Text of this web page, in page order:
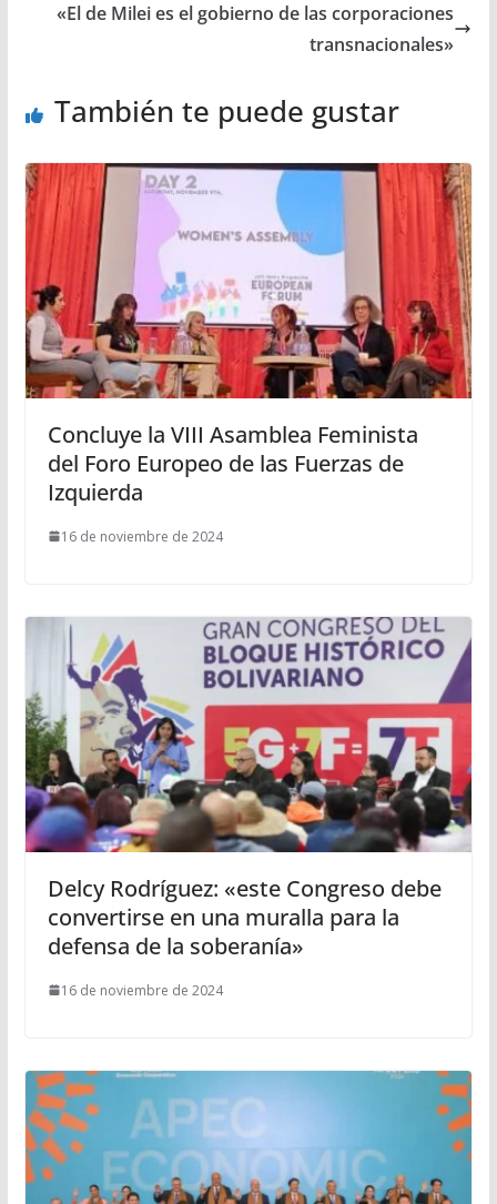
«El de Milei es el gobierno de las corporaciones
transnacionales»
También te puede gustar
Concluye la VIII Asamblea Feminista
del Foro Europeo de las Fuerzas de
Izquierda
16 de noviembre de 2024
Delcy Rodríguez: «este Congreso debe
convertirse en una muralla para la
defensa de la soberanía»
16 de noviembre de 2024